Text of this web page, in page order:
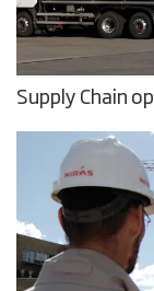
Supply Chain